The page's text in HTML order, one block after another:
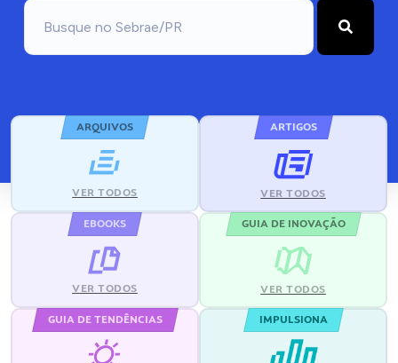
ARQUIVOS
VER TODOS
ARTIGOS
VER TODOS
EBOOKS
VER TODOS
GUIA DE INOVAÇÃO
VER TODOS
GUIA DE TENDÊNCIAS IMPULSIONA